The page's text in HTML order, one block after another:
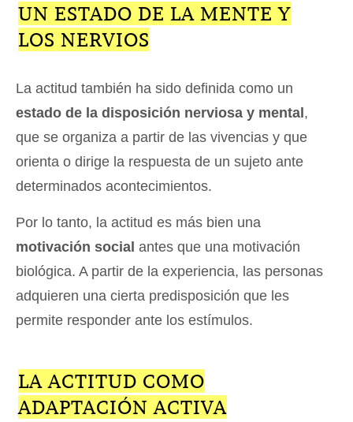
UN ESTADO DE LA MENTE Y
LOS NERVIOS
La actitud también ha sido definida como un
estado de la disposición nerviosa y mental,
que se organiza a partir de las vivencias y que
orienta o dirige la respuesta de un sujeto ante
determinados acontecimientos.
Por lo tanto, la actitud es más bien una
motivación social antes que una motivación
biológica. A partir de la experiencia, las personas
adquieren una cierta predisposición que les
permite responder ante los estímulos.
LA ACTITUD COMO
ADAPTACIÓN ACTIVA